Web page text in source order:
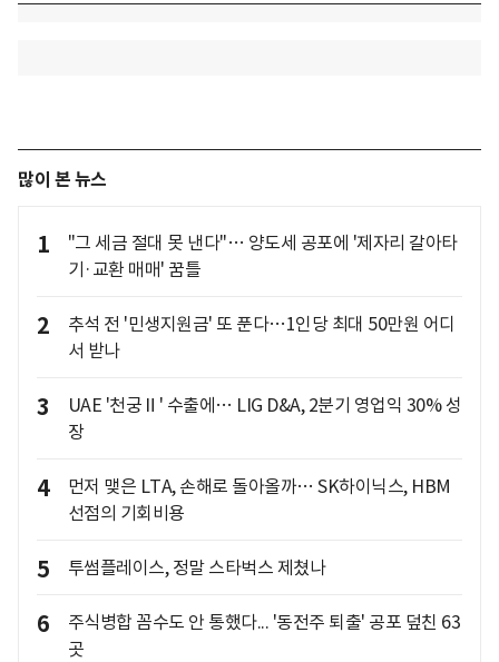
많이 본 뉴스
1
"그 세금 절대 못 낸다"… 양도세 공포에 '제자리 갈아타
기·교환 매매' 꿈틀
2
추석 전 '민생지원금' 또 푼다…1인당 최대 50만원 어디
서 받나
3
UAE '천궁Ⅱ' 수출에… LIG D&A, 2분기 영업익 30% 성
장
4
먼저 맺은 LTA, 손해로 돌아올까… SK하이닉스, HBM
선점의 기회비용
5 투썸플레이스, 정말 스타벅스 제쳤나
6
주식병합 꼼수도 안 통했다... '동전주 퇴출' 공포 덮친 63
곳